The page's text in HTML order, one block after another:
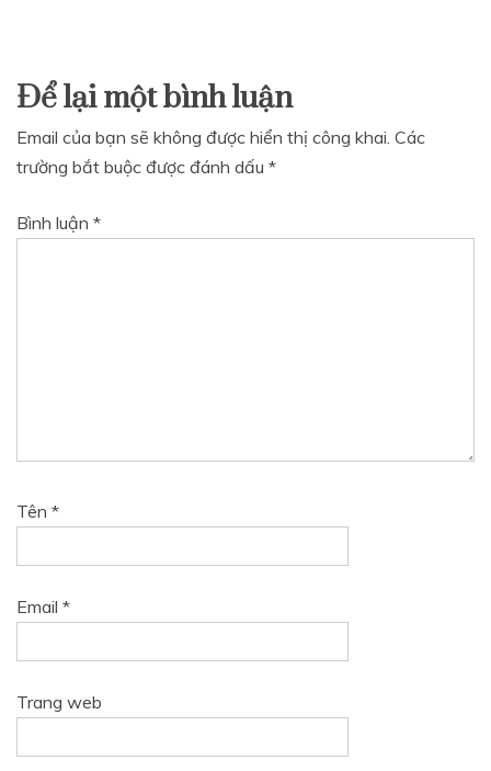
Để lại một bình luận
Email của bạn sẽ không được hiển thị công khai. Các
trường bắt buộc được đánh dấu *
Bình luận *
Tên *
Email *
Trang web